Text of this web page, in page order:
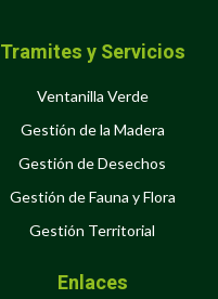
Tramites y Servicios
Ventanilla Verde
Gestión de la Madera
Gestión de Desechos
Gestión de Fauna y Flora
Gestión Territorial
Enlaces